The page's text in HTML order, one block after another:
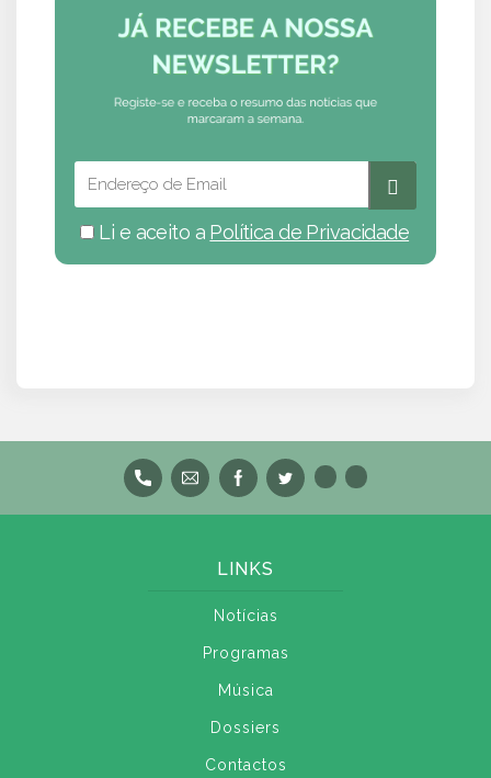
Li e aceito a Política de Privacidade
LINKS
Notícias
Programas
Música
Dossiers
Contactos